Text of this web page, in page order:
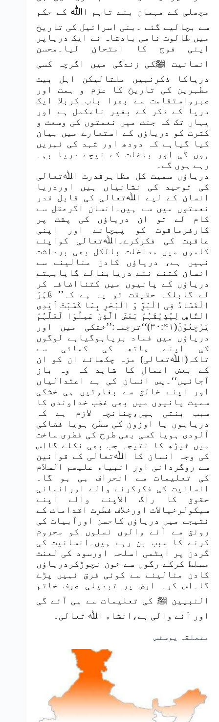
مچھلی کے مہمان بنے تاہم اﷲ کے حکم
سے بچالیے گئے ۔بنی اسرائیل کی تاریخ
میں طالوت نامی بادشاہ نے ایک دریاپر
اپنی فوج کا امتحان لیا۔محسن
انسانیت ﷺکی زندگی میں اگرچہ کسی
دریاکا ذکرنہیں ملتالیکن اہل بیت
مطہرین کی تاریخ کا عزم و ہمت اور
صبرواستقامت سے بھرا باب کربلا ایک
دریا کے ذکر کے بغیر نامکمل ہے اور
یہاں تک کہ جنت میں نعمتوں کی وسعت و
کثرت کو دریاؤں کے استعارے میں بیان
کیا گیاہے کہ دودھ اور شہد کی نہریں
ہوں گی اور باغات کے نیچے دریا بہہ
رہے ہوں گے۔
دریاؤں سمیت کل مظاہرقدرت اﷲتعالی
کی توحید کی نشانیاں ہیں اوردریا
انسان کے لیے اﷲتعالی کی قابل قدر
نعمتوں میں سے ہیں۔انسان اگرعقل سے
کام لے تو ان دریاؤں کی پشت پر
کارفرماقوت کو پہچانے اور اپنی
عاقبت کی فکرکرے۔اﷲتعالی کواپنے
کاموں میں مداخلت بالکل بھی برداشت
نہیں ہے، دریاؤں کادن منالینے سے
انسان کتنے نئے دریابنالے گایابہتے
دریاؤں کے پانیوں میں کتنااضافہ کر
لے گابلکہ حقیقت تو یہ ہے کہ’’ ظَہَرَ
الْفَسَادُ فِی الْبَرِّ وَ الْبَحْرِ بِمَا کَسَبَتْ اَیْدِی
النَّاسِ لِیُذِیْقَہُمْ بَعْضَ الَّذِیْ عَمِلُوْا لَعَلَّہُمْ
یَرْجِعُوْنَ(۳۰:۴۱)‘‘ترجمہ:’’خشکی میں اور
دریاؤں میں فساد برپاہوگیاہے لوگوں
کی اپنے ہاتھ کی کمائی سے
تاکہ(اﷲتعالی) مزہ چکھائے ان کو ان
کے بعض اعمال کا شاید کہ وہ باز
آجائیں‘‘۔پس انسان کی بے اعتدالیاں
اور اپنے خالق سے بغاوتیں ہی خشکی
سمیت پانیوں میں بھی غضب خداوندی کا
سبب بنتی ہیں،چنانچہ لازم ہے کہ
دریاہوں یا اوزون کی سطح ہویا فضاکی
آلودی ہویا کسی بھی طرح کی فطری ساخت
میں ٹیڑھ کا نتیجہ جب بھی نکلے گااس
کی وجہ انسان کا اﷲتعالی کے قوانین
سے روگردانی اور انبیاء علیھم السلام
کی تعلیمات سے انحراف ہی ہو گا۔
انسانیت کی فکرکرنے والے اورانسانی
حقوق کا راگ الاپنے والے اپنے
سیکولرخیالات اورخلاف فطرت اقدامات کے
نتیجے میں دریاؤں کاحسن اورآبیات کی
رونق سے آنے والوں نسلوں کو محروم
کرنے کا سبب بن رہے ہیں۔انسانیت کی
گردن پر ایٹمی اسلحہ اورسود کی لعنت
مسلط کرکے رگوں سے خون نچوڑکردریاؤں
کادن منالینے سے کوئی فرق نہیں پڑے
گا۔اس کرہ ارض پر تبدیلی صرف خاتم
النبیین ﷺ کی تعلیمات سے ہی آئے گی
اور آنے والی ہے،انشاء اﷲ تعالی۔
متعلقہ پوسٹس